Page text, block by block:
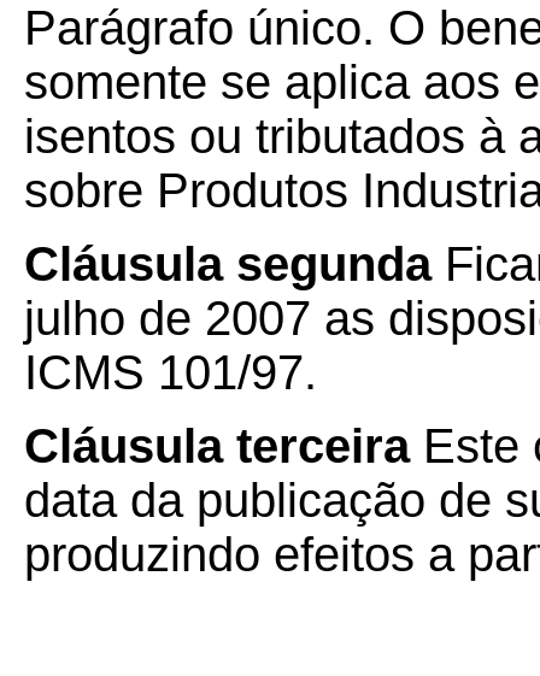
Parágrafo único. O
somente se aplica aos
isentos ou tributados à
sobre Produtos
Cláusula segunda
julho de 2007 as
ICMS 101/97.
Cláusula terceiraEste
data da publicação de
produzindo efeitos a